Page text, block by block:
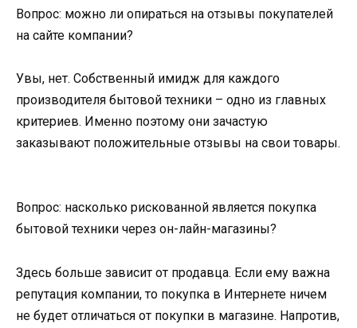
Вопрос: можно ли опираться на отзывы покупателей
на сайте компании?
Увы, нет. Собственный имидж для каждого
производителя бытовой техники – одно из главных
критериев. Именно поэтому они зачастую
заказывают положительные отзывы на свои товары.
Вопрос: насколько рискованной является покупка
бытовой техники через он-лайн-магазины?
Здесь больше зависит от продавца. Если ему важна
репутация компании, то покупка в Интернете ничем
не будет отличаться от покупки в магазине. Напротив,